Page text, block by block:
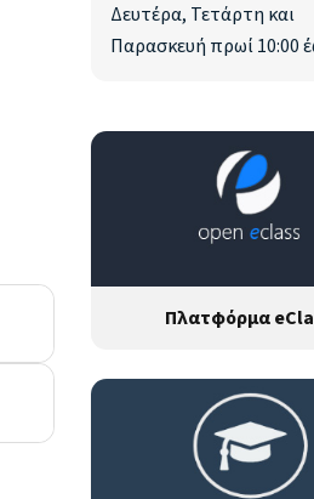
Δευτέρα, Τετάρτη και
Παρασκευή πρωί 10:00
Πλατφόρμα